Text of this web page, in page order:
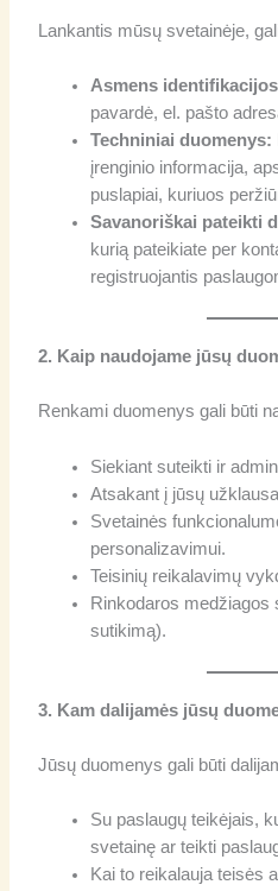
Lankantis mūsų svetainėje,
Asmens
pavardė, el. pašto
Techniniai duomenys:
įrenginio informacija,
puslapiai, kuriuos
Savanoriškai pateikti
kurią pateikiate per
registruojantis
2. Kaip naudojame jūsų
Renkami duomenys gali būti
Siekiant suteikti ir
Atsakant į jūsų
Svetainės
personalizavimui.
Teisinių reikalavimų
Rinkodaros medžiagos
sutikimą).
3. Kam dalijamės jūsų
Jūsų duomenys gali būti
Su paslaugų teikėjais,
svetainę ar teikti
Kai to reikalauja teisės